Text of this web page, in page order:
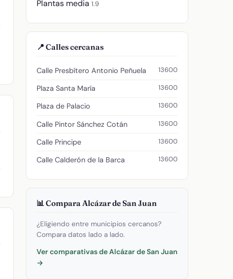
Plantas media 1.9
📍 Calles cercanas
Calle Presbítero Antonio Peñuela 13600
Plaza Santa María 13600
Plaza de Palacio 13600
Calle Pintor Sánchez Cotán 13600
Calle Principe 13600
Calle Calderón de la Barca 13600
📊 Compara Alcázar de San Juan
¿Eligiendo entre municipios cercanos?
Compara datos lado a lado.
Ver comparativas de Alcázar de San Juan
→